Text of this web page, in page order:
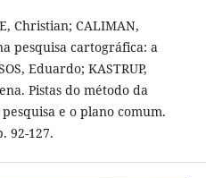
Christian; CALIMAN,
pesquisa cartográfica: a
Eduardo; KASTRUP,
Pistas do método da
e o plano comum.
92-127.